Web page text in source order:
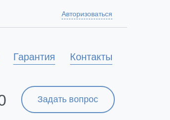
Авторизоваться
Контакты
Гарантия
Задать вопрос